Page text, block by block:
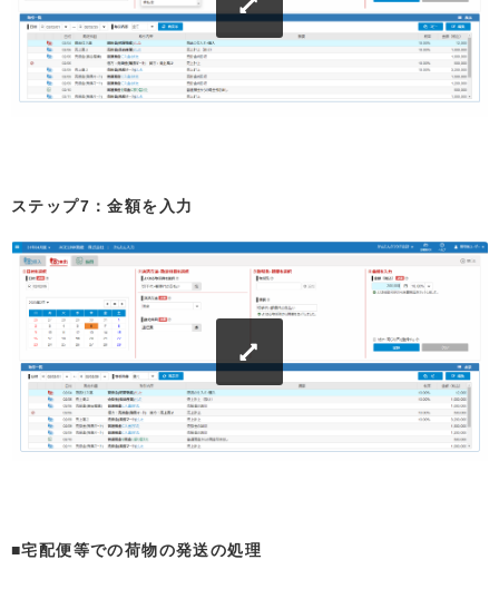
ステップ7：金額を入力
■宅配便等での荷物の発送の処理